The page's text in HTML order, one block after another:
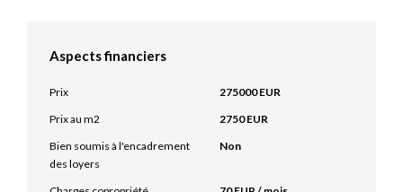
Aspects financiers
Prix
275000 EUR
Prix au m2
2750 EUR
Bien soumis à l'encadrement
des loyers
Non